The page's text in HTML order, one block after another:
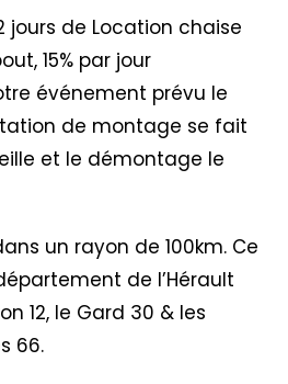
jours de Location chaise
15% par jour
événement prévu le
de montage se fait
et le démontage le
un rayon de 100km. Ce
de l’Hérault
12, le Gard 30 & les
66.